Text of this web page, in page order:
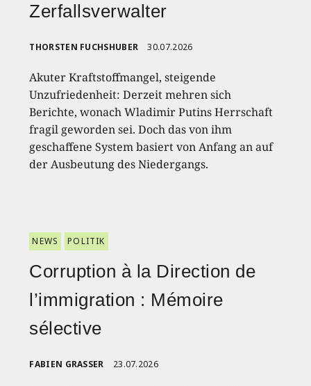
Zerfallsverwalter
THORSTEN FUCHSHUBER 30.07.2026
Akuter Kraftstoffmangel, steigende
Unzufriedenheit: Derzeit mehren sich
Berichte, wonach Wladimir Putins Herrschaft
fragil geworden sei. Doch das von ihm
geschaffene System basiert von Anfang an auf
der Ausbeutung des Niedergangs.
NEWS POLITIK
Corruption à la Direction de
l’immigration : Mémoire
sélective
FABIEN GRASSER 23.07.2026